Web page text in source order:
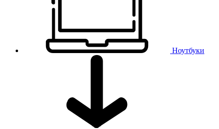
Ноутбуки